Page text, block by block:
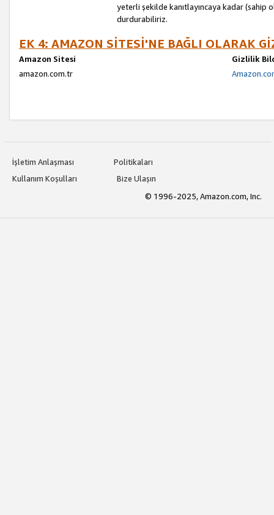
yeterli şekilde kanıtlayıncaya kadar
durdurabiliriz.
EK 4: AMAZON SİTESİ'NE BAĞLI OLARAK
Amazon Sitesi
Gizlilik
amazon.com.tr
İşletim Anlaşması
Politikaları
Kullanım Koşulları
Bize Ulaşın
© 1996-2025, Amazon.com, Inc.